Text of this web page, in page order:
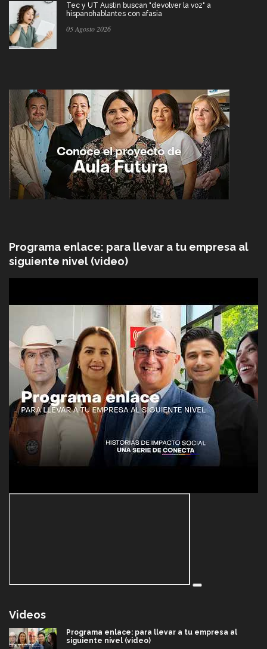
Tec y UT Austin buscan "devolver la voz" a
hispanohablantes con afasia
05 Agosto 2026
Programa enlace: para llevar a tu empresa al
siguiente nivel (video)
Videos
Programa enlace: para llevar a tu empresa al
siguiente nivel (video)